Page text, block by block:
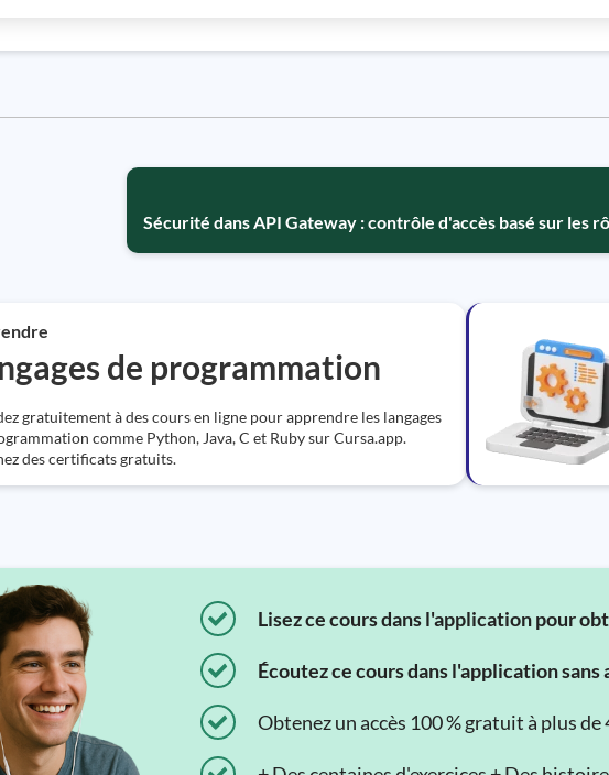
Sécurité dans API Gateway : contrôle d'accès basé sur les
de programmation
gratuitement à des cours en ligne pour apprendre les langages
comme Python, Java, C et Ruby sur Cursa.app.
des certificats gratuits.
Lisez ce cours dans l'application pour
Écoutez ce cours dans l'application
Obtenez un accès 100 % gratuit à plus